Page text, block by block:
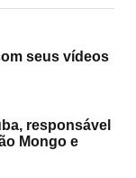
seus vídeos
responsável
Mongo e